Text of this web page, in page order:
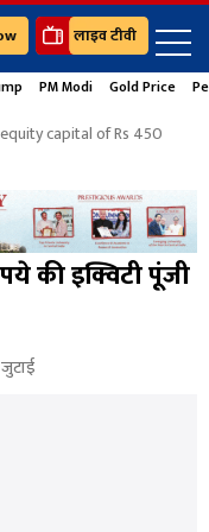
लाइव टीवी
PM Modi Gold Price
capital of Rs 450
की इक्विटी पूंजी